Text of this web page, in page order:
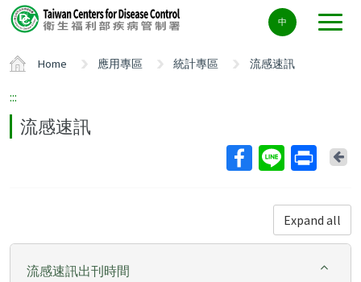
Center
block
中
Home 應用專區 統計專區 流感速訊
:::
流感速訊
Expand all
流感速訊出刊時間